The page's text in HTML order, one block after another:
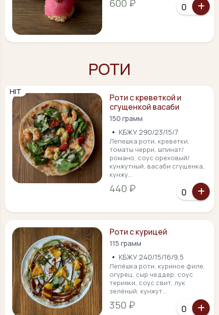
600 ₽
РОТИ
HIT
Роти с креветкой и
сгущенкой васаби
150 грамм
• КБЖУ 290/23/15/7
Лепешка роти, креветки,
томаты черри, шпинат/
романо, соус ореховый/
кунжутный, васаби сгущенка,
кунжу...
440 ₽
Роти с курицей
115 грамм
• КБЖУ 240/15/16/9,5
Лепёшка роти, куриное филе,
огурец, сыр чеддер, соус
терияки, соус свит, лук
зелёный, кунжут...
350 ₽